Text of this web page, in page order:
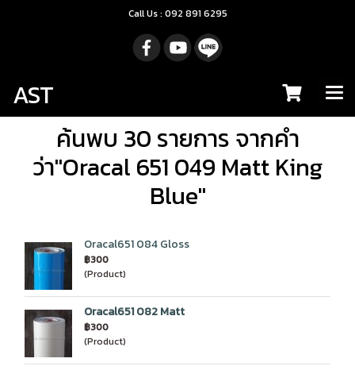
Call Us : 092 891 6295
AST
ค้นพบ 30 รายการ จากคำ
ว่า"Oracal 651 049 Matt King
Blue"
Oracal651 084 Gloss
฿300
(Product)
Oracal651 082 Matt
฿300
(Product)